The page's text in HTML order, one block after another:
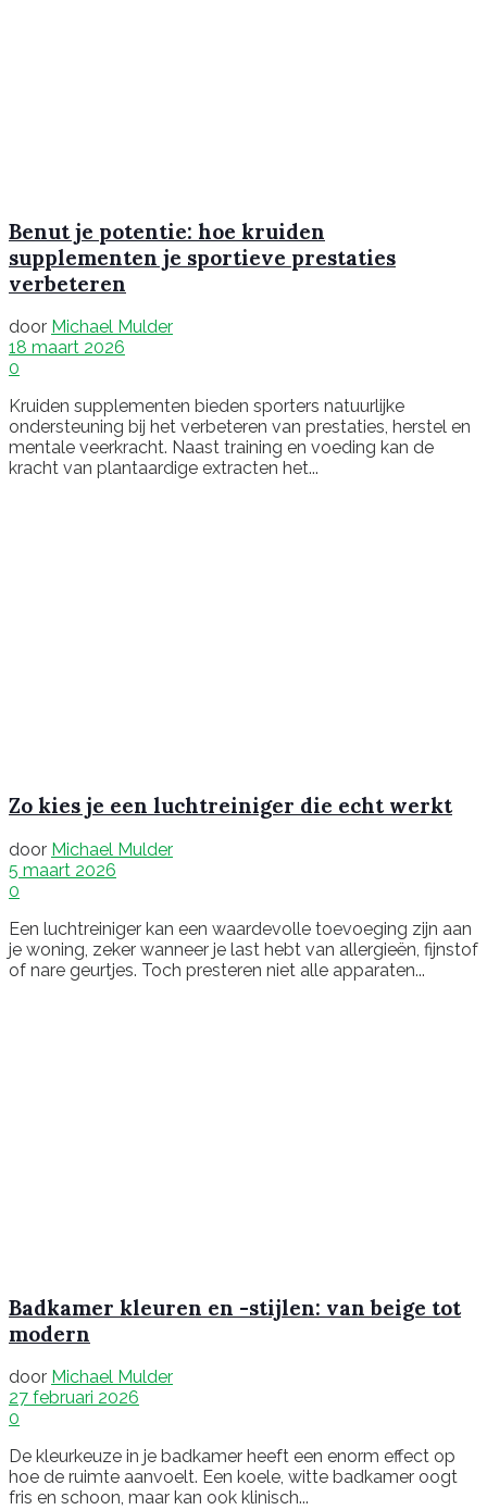
Benut je potentie: hoe kruiden
supplementen je sportieve prestaties
verbeteren
door Michael Mulder
18 maart 2026
0
Kruiden supplementen bieden sporters natuurlijke
ondersteuning bij het verbeteren van prestaties, herstel en
mentale veerkracht. Naast training en voeding kan de
kracht van plantaardige extracten het...
Zo kies je een luchtreiniger die echt werkt
door Michael Mulder
5 maart 2026
0
Een luchtreiniger kan een waardevolle toevoeging zijn aan
je woning, zeker wanneer je last hebt van allergieën, fijnstof
of nare geurtjes. Toch presteren niet alle apparaten...
Badkamer kleuren en -stijlen: van beige tot
modern
door Michael Mulder
27 februari 2026
0
De kleurkeuze in je badkamer heeft een enorm effect op
hoe de ruimte aanvoelt. Een koele, witte badkamer oogt
fris en schoon, maar kan ook klinisch...